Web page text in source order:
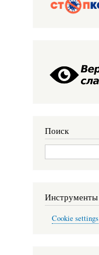
Поиск
Поиск
Инструменты
Cookie settings